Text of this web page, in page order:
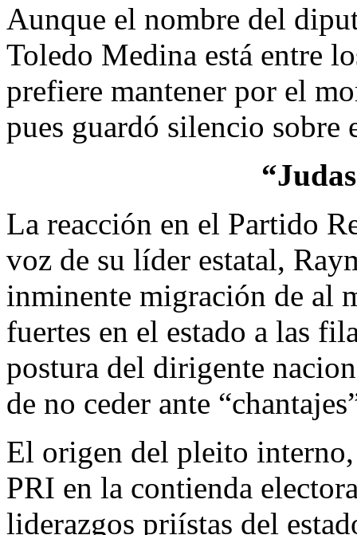
Aunque el nombre del
Toledo Medina está entre
prefiere mantener por el
pues guardó silencio sobre
La reacción en el Partido
voz de su líder estatal,
inminente migración de al
fuertes en el estado a las
postura del dirigente
de no ceder ante
El origen del pleito interno,
PRI en la contienda
liderazgos priístas del